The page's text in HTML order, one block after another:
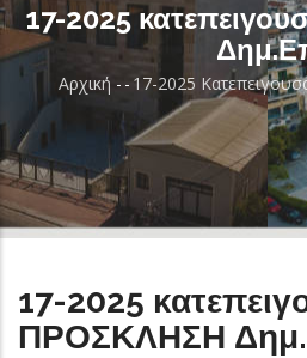
17-2025
Breadcrumb
Αρχική - - 17-2025
17-2025
ΠΡΟΣΚΛΗΣΗ